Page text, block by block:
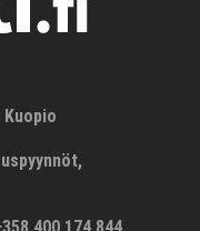
Kuopio